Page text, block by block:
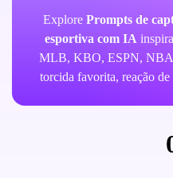
Explore Prompts de
esportiva com IA
MLB, KBO, ESPN, NBA
torcida favorita, reação de